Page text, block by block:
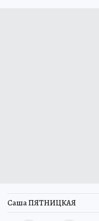
Саша ПЯТНИЦКАЯ